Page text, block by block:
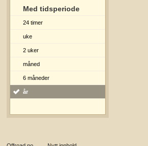
Med tidsperiode
24 timer
uke
2 uker
måned
6 måneder
år